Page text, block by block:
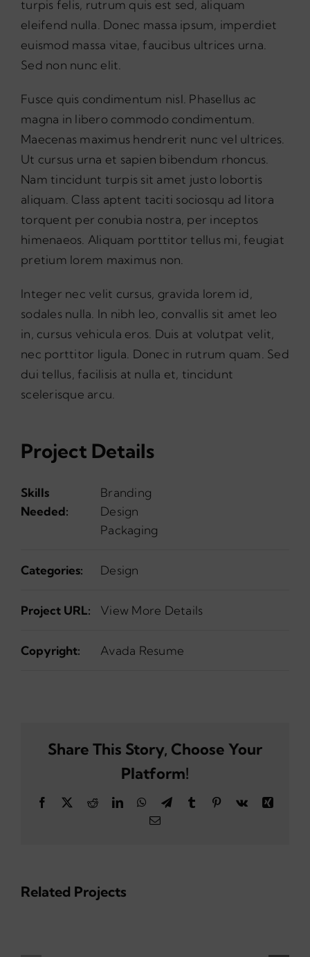
turpis felis, rutrum quis est sed, aliquam
eleifend nulla. Donec massa ipsum, imperdiet
euismod massa vitae, faucibus ultrices urna.
Sed non nunc elit.
Fusce quis condimentum nisl. Phasellus ac
magna in libero commodo condimentum.
Maecenas maximus hendrerit nunc vel ultrices.
Ut cursus urna et sapien bibendum rhoncus.
Nam tincidunt turpis sit amet justo lobortis
aliquam. Class aptent taciti sociosqu ad litora
torquent per conubia nostra, per inceptos
himenaeos. Aliquam porttitor tellus mi, feugiat
pretium lorem maximus non.
Integer nec velit cursus, gravida lorem id,
sodales nulla. In nibh leo, convallis sit amet leo
in, cursus vehicula eros. Duis at volutpat velit,
nec porttitor ligula. Donec in rutrum quam. Sed
dui tellus, facilisis at nulla et, tincidunt
scelerisque arcu.
Project Details
Skills
Needed:
Branding
Design
Packaging
Categories: Design
Project URL: View More Details
Copyright: Avada Resume
Share This Story, Choose Your
Platform!
Facebook RedditLinkedInWhatsApp
TelegramTumblr Pinterest
Vk
Email
Related Projects